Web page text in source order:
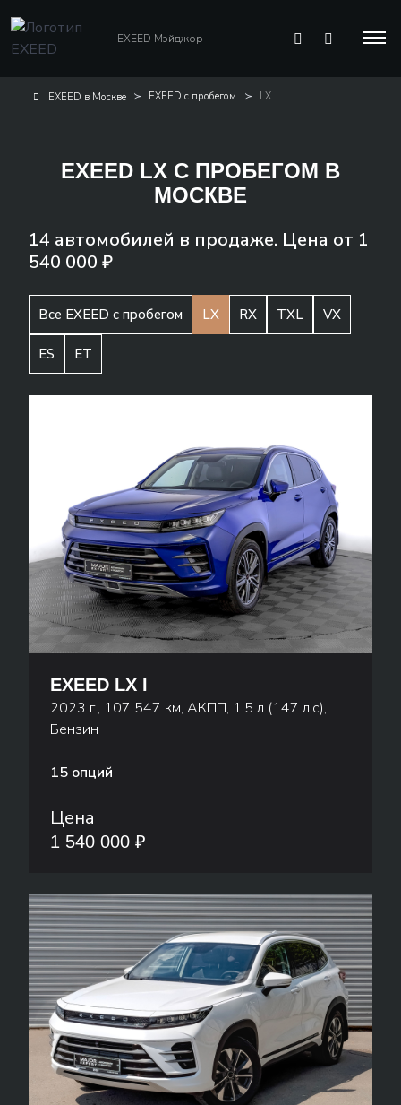
EXEED Мэйджор
EXEED в Москве EXEED с пробегом LX
EXEED LX С ПРОБЕГОМ В
МОСКВЕ
14 автомобилей в продаже. Цена от 1
540 000 ₽
Все EXEED с пробегом LX RX TXL VX
ES ET
EXEED LX I
2023 г., 107 547 км, АКПП, 1.5 л (147 л.с),
Бензин
15 опций
Цена
1 540 000 ₽